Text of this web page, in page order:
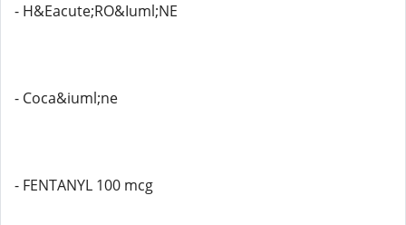
- H&Eacute;RO&Iuml;NE
- Coca&iuml;ne
- FENTANYL 100 mcg